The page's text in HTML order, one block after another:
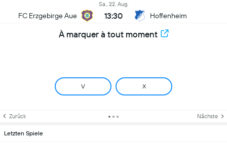
FC Erzgebirge Aue
Sa., 22. Aug.
13:30 Hoffenheim
À marquer à tout moment
V X
Zurück Nächste
Letzten Spiele